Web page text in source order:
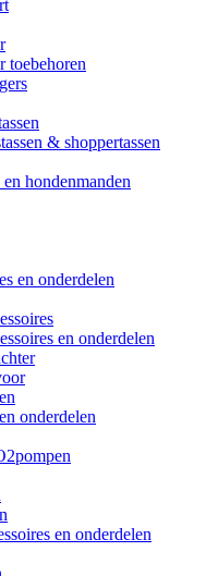
toebehoren
& shoppertassen
hondenmanden
en onderdelen
en onderdelen
onderdelen
en onderdelen